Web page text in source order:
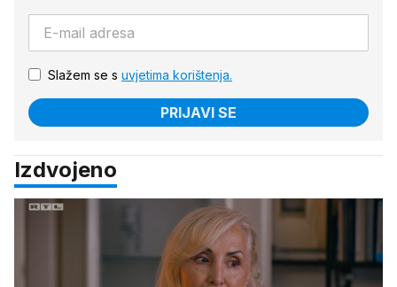
Slažem se s uvjetima korištenja.
PRIJAVI SE
Izdvojeno